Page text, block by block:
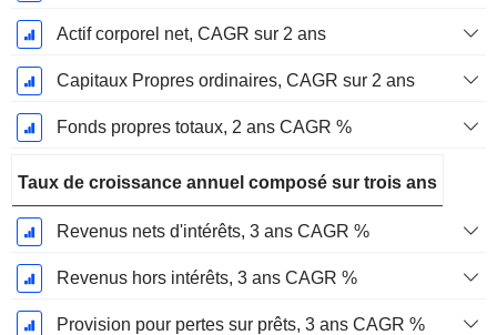
Actif corporel net, CAGR sur 2 ans
Capitaux Propres ordinaires, CAGR sur 2 ans
Fonds propres totaux, 2 ans CAGR %
Taux de croissance annuel composé sur trois ans
Revenus nets d'intérêts, 3 ans CAGR %
Revenus hors intérêts, 3 ans CAGR %
Provision pour pertes sur prêts, 3 ans CAGR %